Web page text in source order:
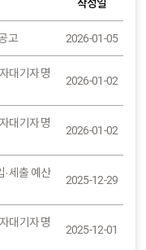
작성일
고 2026-01-05
대기자 명
2026-01-02
대기자 명
2026-01-02
·세출 예산
2025-12-29
대기자 명
2025-12-01